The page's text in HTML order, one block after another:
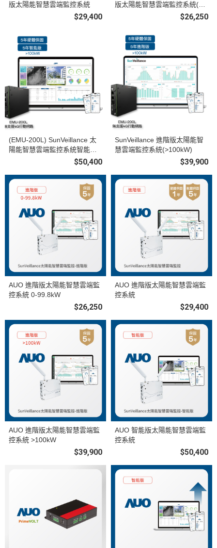
版太陽能智慧雲端監控系統
$29,400
版太陽能智慧雲端監控系統(0-
$26,250
(EMU-200L) SunVeillance 太
陽能智慧雲端監控系統智能版
$50,400
SunVeillance 進階版太陽能智
慧雲端監控系統(>100kW)
$39,900
AUO 進階版太陽能智慧雲端監
控系統 0-99.8kW
$26,250
AUO 進階版太陽能智慧雲端監
控系統
$29,400
AUO 進階版太陽能智慧雲端監
控系統 >100kW
$39,900
AUO 智能版太陽能智慧雲端監
控系統
$50,400